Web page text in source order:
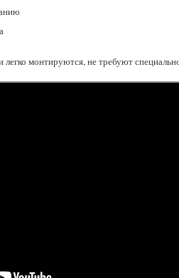
монтируются, не требуют